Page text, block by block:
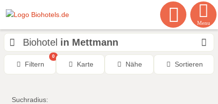
Menu
Biohotel in Mettmann
Filtern
0
Karte Nähe Sortieren
Suchradius: